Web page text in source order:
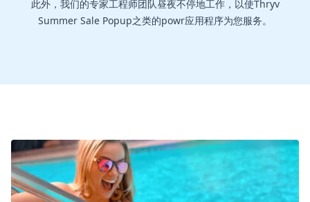
此外，我们的专家工程师团队昼夜不停地工作，以使Thryv
Summer Sale Popup之类的powr应用程序为您服务。